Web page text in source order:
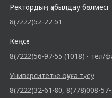
Ректордың қабылдау бөлмесі
8(7222)52-22-51
Кеңсе
8(7222)56-97-55 (1018) - тел/
Университетке оқуға түсу
8(7222)32-61-80, 8(778)008-